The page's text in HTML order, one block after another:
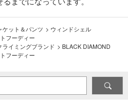
ケット＆パンツ > ウィンドシェル
フーディー
ライミングブランド > BLACK DIAMOND
フーディー